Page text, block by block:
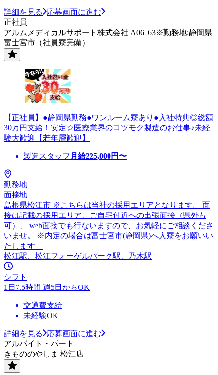
詳細を見る
応募画面に進む
正社員
アルムメディカルサポート株式会社 A06_63※勤務地:静岡県
富士宮市（社員寮完備）
【正社員】●静岡県勤務●ワンルーム寮あり●入社特典◎総額
30万円支給！安定☆医療業界のコツモク製造のお仕事♪未経
験大歓迎【若年層歓迎】
製造スタッフ 月給225,000円〜
勤務地
面接地
島根県松江市 ※こちらは当社の採用エリアとなります。 面
接は記載の採用エリア、ご自宅付近への出張面接（県外も
可）、 web面接でも行ないますので、お気軽にご相談くださ
いませ。 ※内定の場合は富士宮市(静岡県)へ入寮をお願いい
たします。
松江駅、松江フォーゲルパーク駅、乃木駅
シフト
1日7.5時間 週5日からOK
交通費支給
未経験OK
詳細を見る
応募画面に進む
アルバイト・パート
きもののやしま 松江店